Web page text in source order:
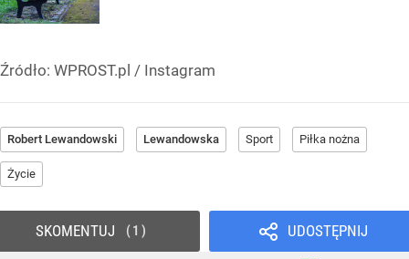
Źródło: WPROST.pl / Instagram
Robert Lewandowski Lewandowska Sport Piłka nożna
Życie
UDOSTĘPNIJ
SKOMENTUJ 1